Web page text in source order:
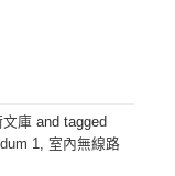
文庫 and tagged
1, 室內無線路